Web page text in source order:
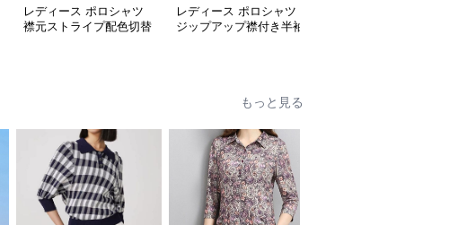
レディース ポロシャツ
襟元ストライプ配色切替
レディース ポロシャツ
ジップアップ襟付き半袖
もっと見る